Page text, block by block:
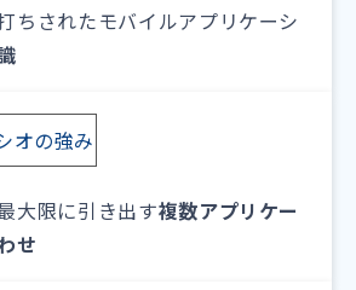
ちされたモバイルアプリケーシ
オの強み
大限に引き出す複数アプリケー
せ